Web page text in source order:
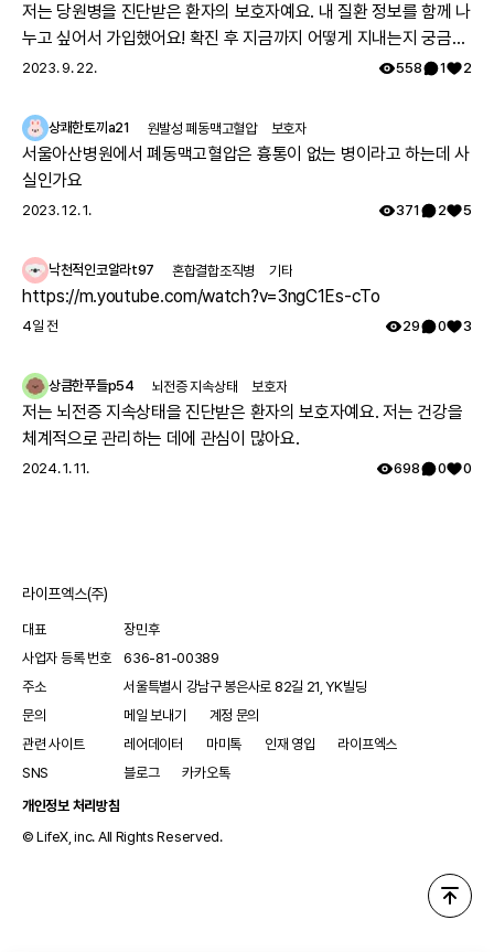
저는 당원병을 진단받은 환자의 보호자예요. 내 질환 정보를 함께 나
누고 싶어서 가입했어요! 확진 후 지금까지 어떻게 지내는지 궁금해
요 🔍
2023. 9. 22. 558 1 2
상쾌한토끼a21 원발성 폐동맥고혈압 보호자
서울아산병원에서 폐동맥고혈압은 흉통이 없는 병이라고 하는데 사
실인가요
2023. 12. 1. 371 2 5
낙천적인코알라t97 혼합결합조직병 기타
https://m.youtube.com/watch?v=3ngC1Es-cTo
4일 전 29 0 3
상큼한푸들p54 뇌전증 지속상태 보호자
저는 뇌전증 지속상태을 진단받은 환자의 보호자예요. 저는 건강을
체계적으로 관리하는 데에 관심이 많아요.
2024. 1. 11. 698 0 0
라이프엑스(주)
대표
장민후
사업자 등록 번호
636-81-00389
주소
서울특별시 강남구 봉은사로 82길 21, YK빌딩
문의
메일 보내기
계정 문의
관련 사이트
레어데이터 마미톡 인재 영입
라이프엑스
SNS
블로그
카카오톡
개인정보 처리방침
© LifeX, inc. All Rights Reserved.